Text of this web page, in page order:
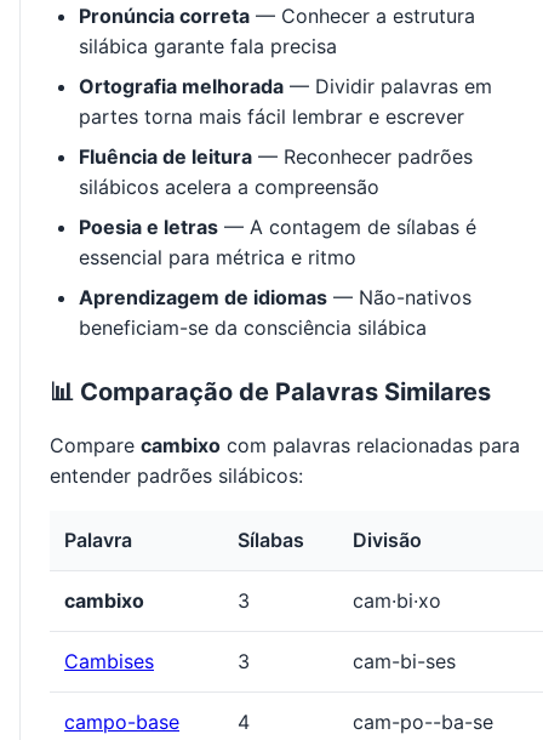
Pronúncia correta — Conhecer a estrutura
silábica garante fala precisa
Ortografia melhorada — Dividir palavras em
partes torna mais fácil lembrar e escrever
Fluência de leitura — Reconhecer padrões
silábicos acelera a compreensão
Poesia e letras — A contagem de sílabas é
essencial para métrica e ritmo
Aprendizagem de idiomas — Não-nativos
beneficiam-se da consciência silábica
📊 Comparação de Palavras Similares
Compare cambixo com palavras relacionadas para
entender padrões silábicos:
Palavra Sílabas Divisão
cambixo 3 cam·bi·xo
Cambises 3 cam-bi-ses
campo-base 4 cam-po--ba-se